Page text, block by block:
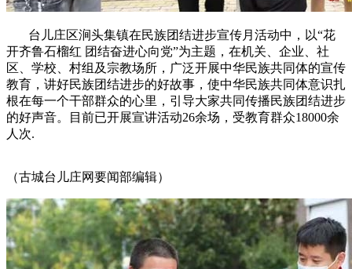
台儿庄区涧头集镇在民族团结进步宣传月活动中，以“花
开齐鲁石榴红 团结奋进心向党”为主题，在机关、企业、社
区、学校、村组及宗教场所，广泛开展中华民族共同体的宣传
教育，讲好民族团结进步的好故事，使中华民族共同体意识扎
根在每一个干部群众的心里，引导大家共同传播民族团结进步
的好声音。目前已开展宣讲活动26余场，受教育群众18000余
人次.
（古城台儿庄网要闻部编辑）